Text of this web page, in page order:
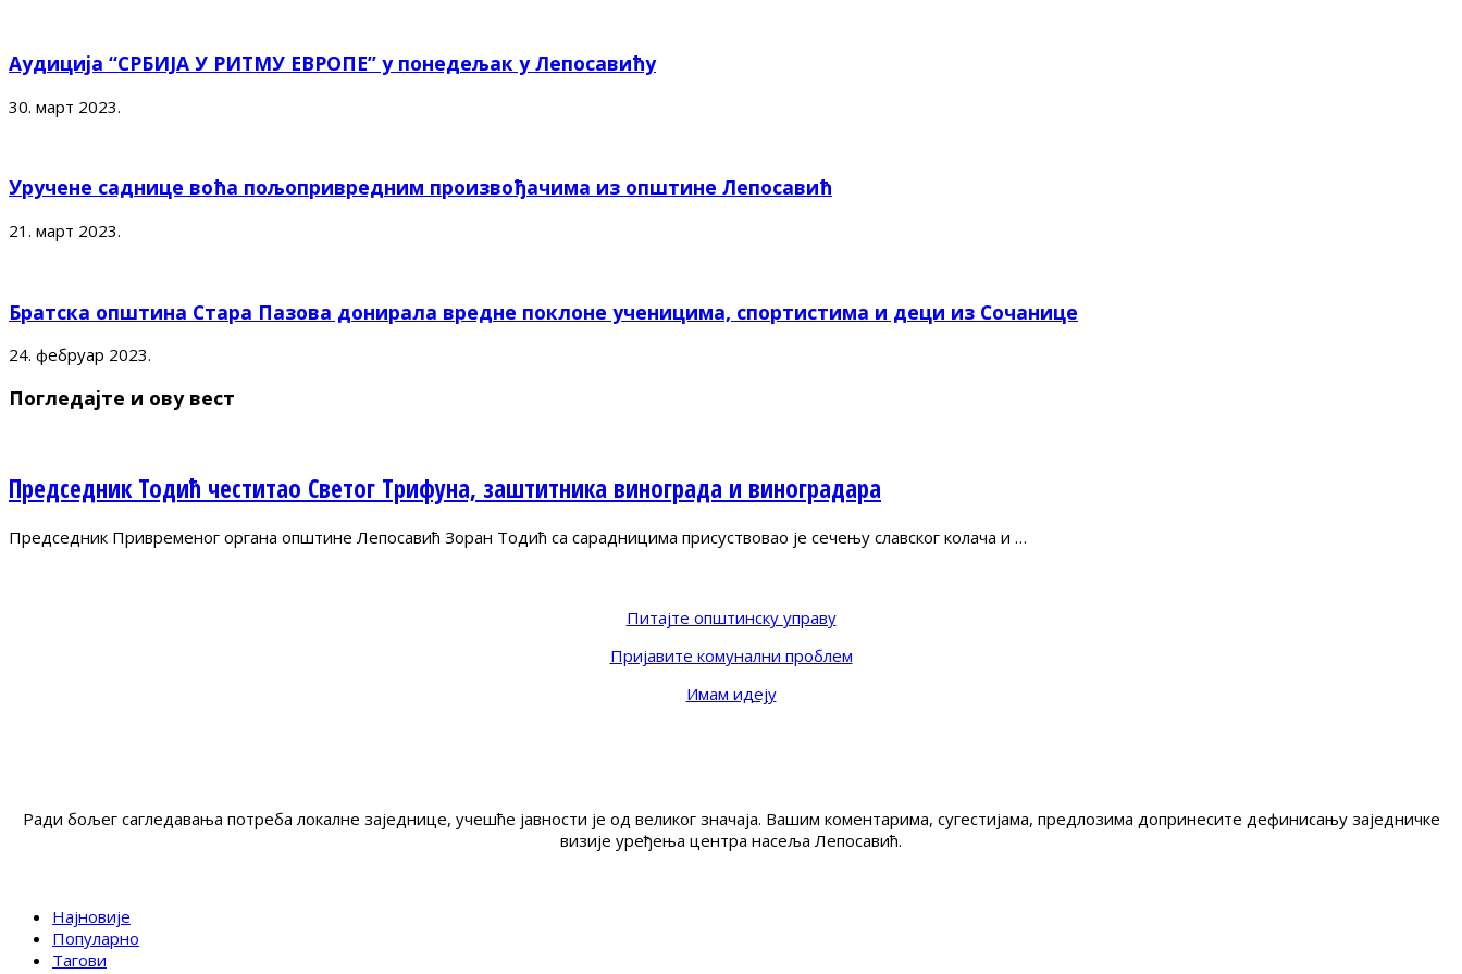
Аудиција “СРБИЈА У РИТМУ ЕВРОПЕ” у понедељак у Лепосавићу
30. март 2023.
Уручене саднице воћа пољопривредним произвођачима из општине Лепосавић
21. март 2023.
Братска општина Стара Пазова донирала вредне поклоне ученицима, спортистима и деци из Сочанице
24. фебруар 2023.
Погледајте и ову вест
Председник Тодић честитао Светог Трифуна, заштитника винограда и виноградара
Председник Привременог органа општине Лепосавић Зоран Тодић са сарадницима присуствовао је сечењу славског колача и …
Питајте општинску управу
Пријавите комунални проблем
Имам идеју
Ради бољег сагледавања потреба локалне заједнице, учешће јавности је од великог значаја. Вашим коментарима, сугестијама, предлозима допринесите дефинисању заједничке
визије уређења центра насеља Лепосавић.
Најновије
Популарно
Тагови